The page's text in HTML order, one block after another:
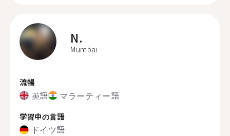
N.
Mumbai
流暢
英語 マラーティー語
学習中の言語
ドイツ語